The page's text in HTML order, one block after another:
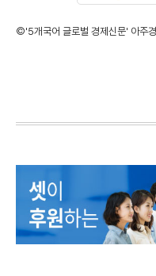
©'5개국어 글로벌 경제신문' 아주경